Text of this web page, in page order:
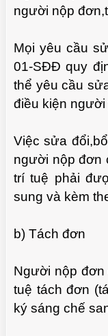
người nộp
Mọi yêu cầu
01-SĐĐ quy
thể yêu cầu
điều kiện
Việc sửa
người nộp đơn
trí tuệ phải
sung và kèm
b) Tách đơn
Người nộp đơn
tuệ tách đơn
ký sáng chế